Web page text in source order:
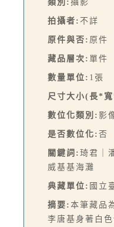
類別: 攝影
拍攝者: 不詳
原件與否: 原件
藏品層次: 單件
數量單位: 1張
尺寸大小(長*
數位化類別: 影
是否數位化: 否
關鍵詞: 琦君｜
威基基海灘
典藏單位: 國立
摘要: 本筆藏品
李唐基身著白